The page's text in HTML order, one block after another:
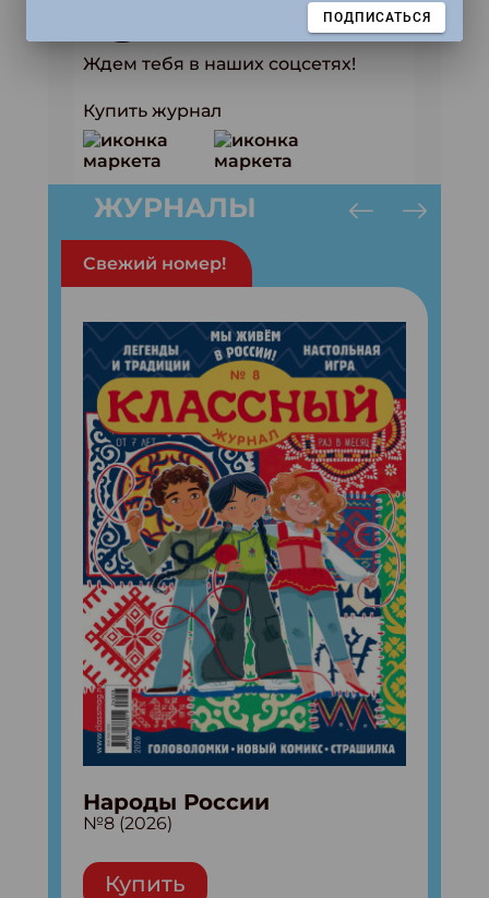
Ждем тебя в наших соцсетях!
Купить журнал
ЖУРНАЛЫ
Свежий номер!
Народы России
№8 (2026)
Купить
ПОДПИСАТЬСЯ